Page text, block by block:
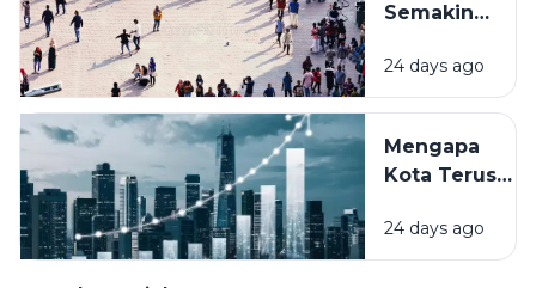
Kepadatan?
Semakin
Orang
Memilih
Kota?
Fenomena
yang
24 days ago
Mengapa
Kota Terus
Memahami
Perubahan
24 days ago